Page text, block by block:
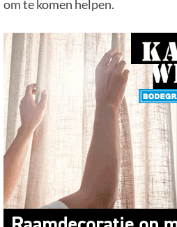
om te komen helpen.